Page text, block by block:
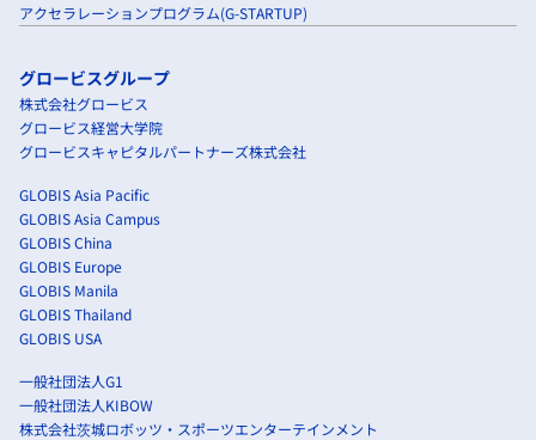
アクセラレーションプログラム(G-STARTUP)
グロービスグループ
株式会社グロービス
グロービス経営大学院
グロービスキャピタルパートナーズ株式会社
GLOBIS Asia Pacific
GLOBIS Asia Campus
GLOBIS China
GLOBIS Europe
GLOBIS Manila
GLOBIS Thailand
GLOBIS USA
一般社団法人G1
一般社団法人KIBOW
株式会社茨城ロボッツ・スポーツエンターテインメント